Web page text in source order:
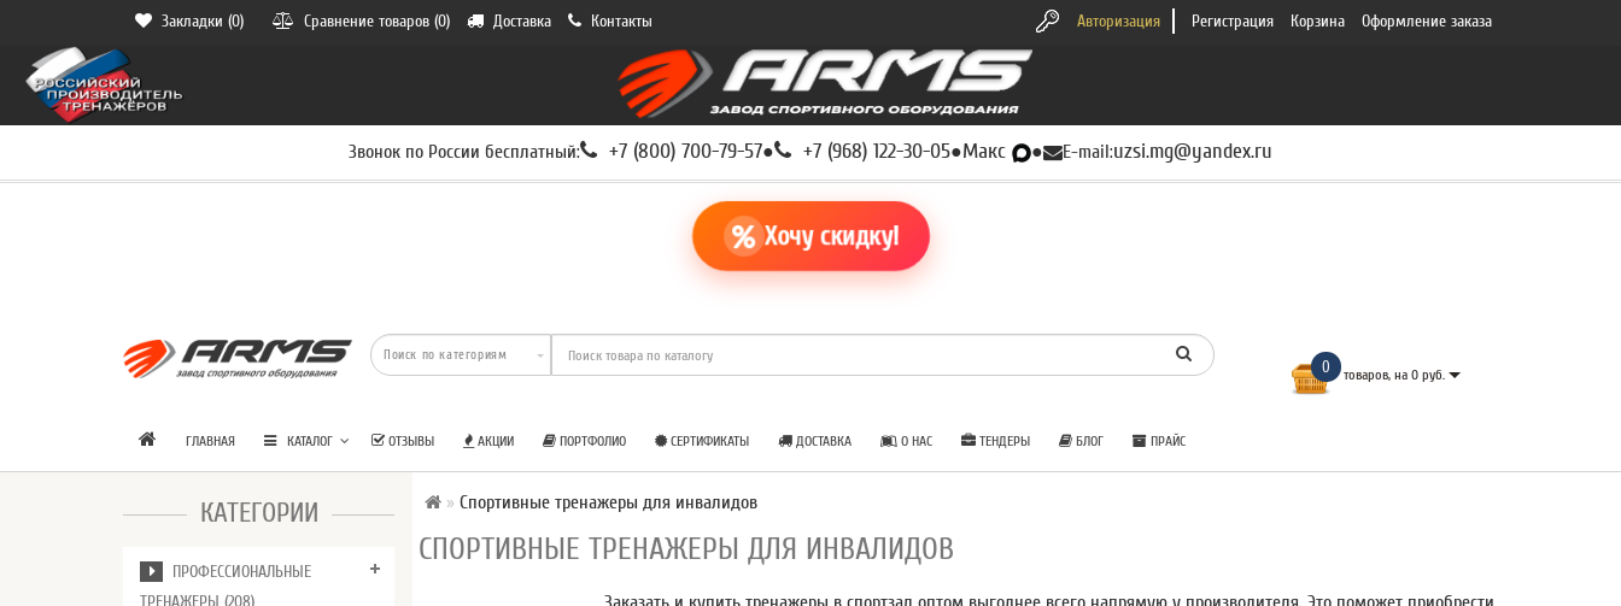
Закладки (0) Сравнение товаров (0) Доставка Контакты Авторизация Регистрация Корзина Оформление заказа
Звонок по России бесплатный: +7 (800) 700-79-57● +7 (968) 122-30-05●Макс ● E-mail:uzsi.mg@yandex.ru
Хочу скидку!
0 товаров, на 0 руб.
ГЛАВНАЯ КАТАЛОГ ОТЗЫВЫ АКЦИИ ПОРТФОЛИО СЕРТИФИКАТЫ ДОСТАВКА О НАС ТЕНДЕРЫ БЛОГ ПРАЙС
КАТЕГОРИИ
ПРОФЕССИОНАЛЬНЫЕ
Спортивные тренажеры для инвалидов
СПОРТИВНЫЕ ТРЕНАЖЕРЫ ДЛЯ ИНВАЛИДОВ